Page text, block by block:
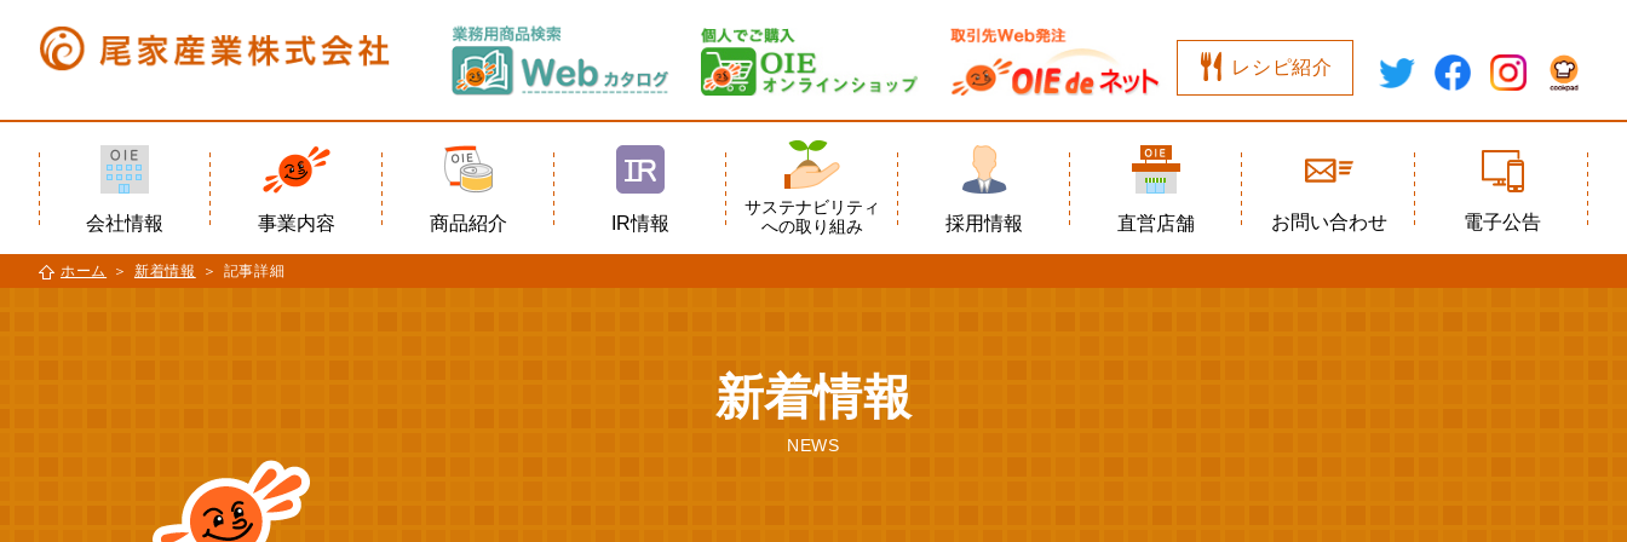
レシピ紹介
会社情報 事業内容 商品紹介 IR情報
サステナビリティ
への取り組み
採用情報 直営店舗 お問い合わせ 電子公告
ホーム 新着情報 記事詳細
新着情報
NEWS